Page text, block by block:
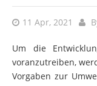
11 Apr, 2021
Um die
voranzutreiben,
Vorgaben zur